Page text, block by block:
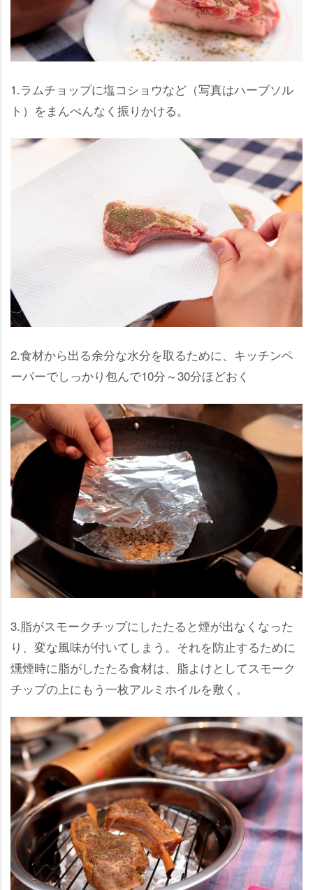
1.ラムチョップに塩コショウなど（写真はハーブソル
ト）をまんべんなく振りかける。
2.食材から出る余分な水分を取るために、キッチンペ
ーパーでしっかり包んで10分～30分ほどおく
3.脂がスモークチップにしたたると煙が出なくなった
り、変な風味が付いてしまう。それを防止するために
燻煙時に脂がしたたる食材は、脂よけとしてスモーク
チップの上にもう一枚アルミホイルを敷く。